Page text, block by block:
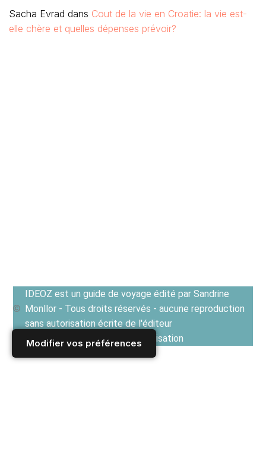
Modifier vos préférences
Sacha Evrad dans Cout de la vie en Croatie: la vie est-
elle chère et quelles dépenses prévoir?
IDEOZ est un guide de voyage édité par Sandrine
Monllor - Tous droits réservés - aucune reproduction
sans autorisation écrite de l'éditeur
Voir les Conditions générales d'utilisation